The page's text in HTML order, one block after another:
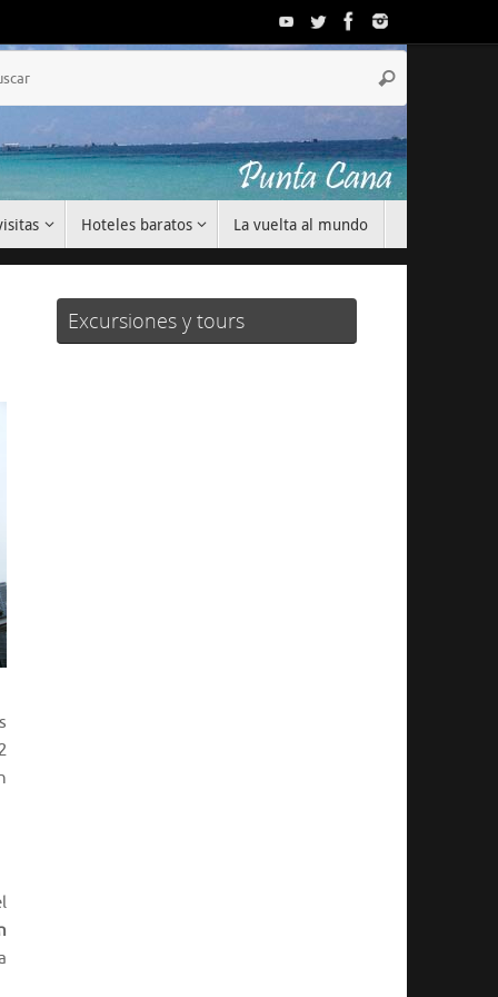
Buscar
Hoteles baratos La vuelta al mundo
Excursiones y tours